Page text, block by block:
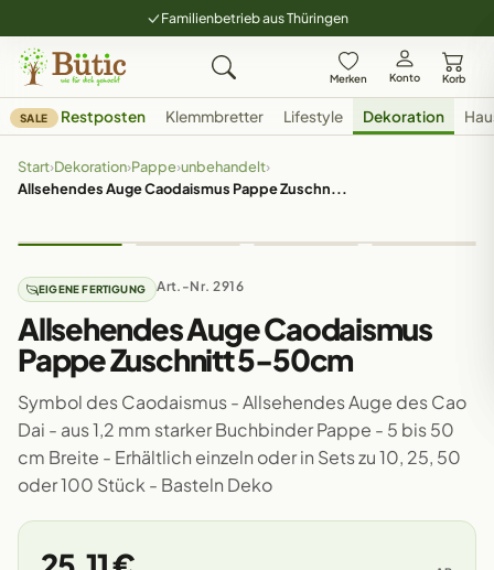
Familienbetrieb aus Thüringen
Merken Konto Korb
SALE Restposten Klemmbretter Lifestyle Dekoration
Start›Dekoration›Pappe›unbehandelt›
Allsehendes Auge Caodaismus Pappe Zuschn...
EIGENE FERTIGUNG Art.-Nr. 2916
Allsehendes Auge Caodaismus
Pappe Zuschnitt 5-50cm
Symbol des Caodaismus - Allsehendes Auge des Cao
Dai - aus 1,2 mm starker Buchbinder Pappe - 5 bis 50
cm Breite - Erhältlich einzeln oder in Sets zu 10, 25, 50
oder 100 Stück - Basteln Deko